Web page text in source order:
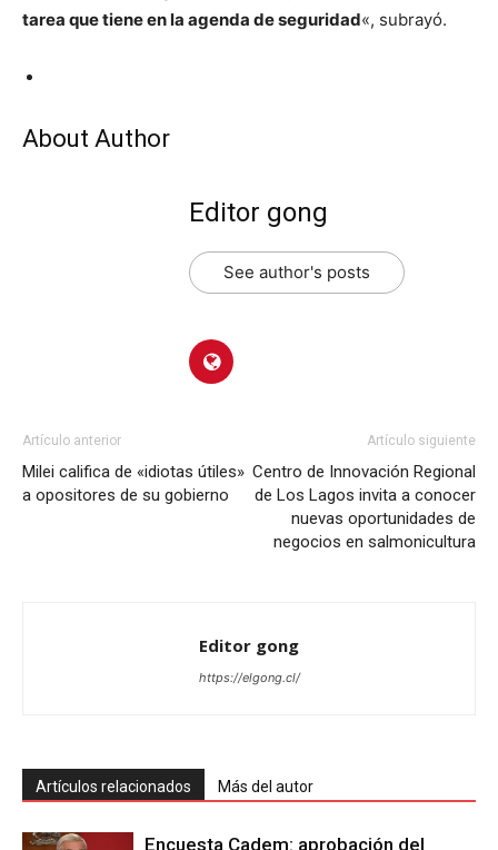
tarea que tiene en la agenda de seguridad«, subrayó.
About Author
Editor gong
See author's posts
Artículo anterior
Milei califica de «idiotas útiles»
a opositores de su gobierno
Artículo siguiente
Centro de Innovación Regional
de Los Lagos invita a conocer
nuevas oportunidades de
negocios en salmonicultura
Editor gong
https://elgong.cl/
Artículos relacionados Más del autor
Encuesta Cadem: aprobación del